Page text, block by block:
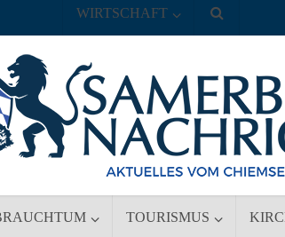
TOURISMUS
WIRTSCHAFT